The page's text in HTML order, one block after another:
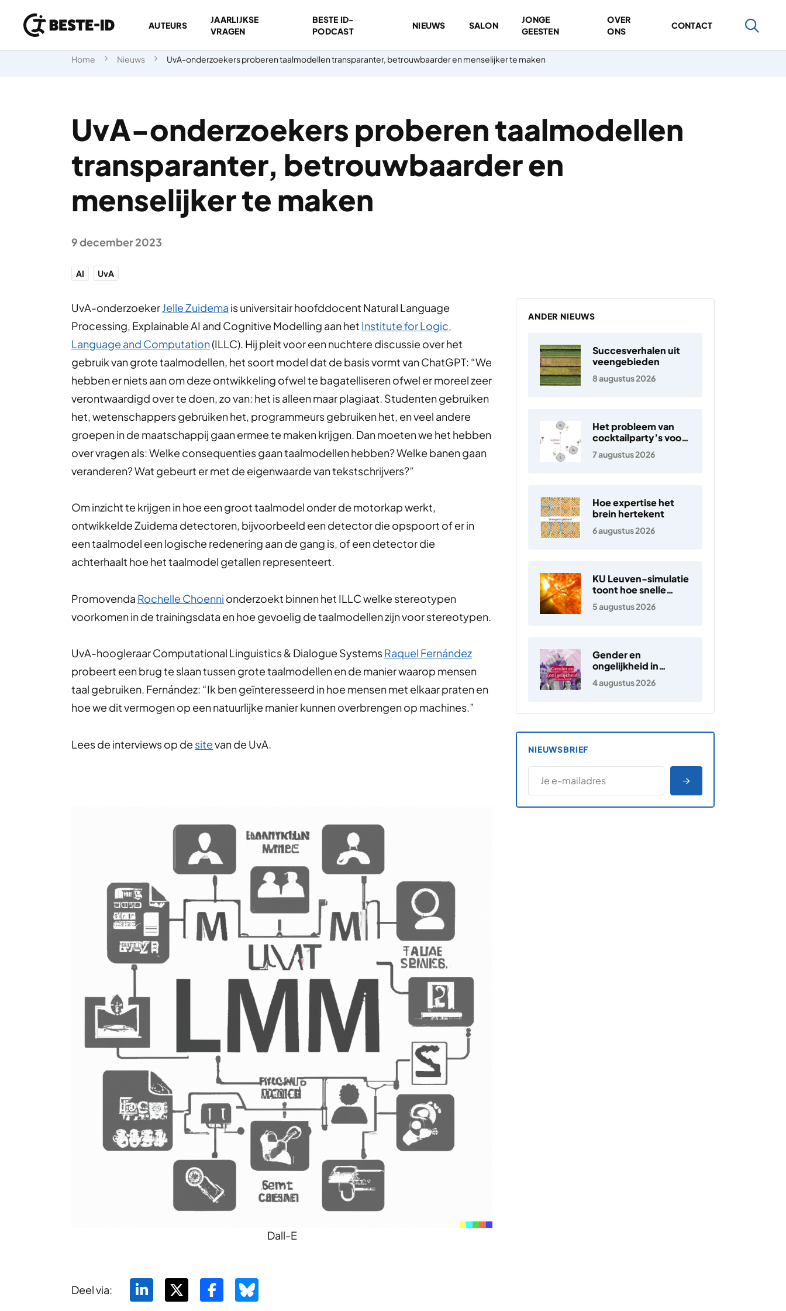
Ga naar inhoud
AUTEURS
JAARLIJKSE
VRAGEN
BESTE ID-
PODCAST
NIEUWS SALON
JONGE
GEESTEN
OVER
ONS
CONTACT
Home Nieuws UvA-onderzoekers proberen taalmodellen transparanter, betrouwbaarder en menselijker te maken
UvA-onderzoekers proberen taalmodellen
transparanter, betrouwbaarder en
menselijker te maken
9 december 2023
AI UvA
UvA-onderzoekerJelle Zuidema is universitair hoofddocent Natural Language
Processing, Explainable AI and Cognitive Modelling aan het Institute for Logic,
Language and Computation(ILLC). Hij pleit voor een nuchtere discussie over het
gebruik van grote taalmodellen, het soort model dat de basis vormt van ChatGPT: “We
hebben er niets aan om deze ontwikkeling ofwel te bagatelliseren ofwel er moreel zeer
verontwaardigd over te doen, zo van: het is alleen maar plagiaat. Studenten gebruiken
het, wetenschappers gebruiken het, programmeurs gebruiken het, en veel andere
groepen in de maatschappij gaan ermee te maken krijgen. Dan moeten we het hebben
over vragen als: Welke consequenties gaan taalmodellen hebben? Welke banen gaan
veranderen? Wat gebeurt er met de eigenwaarde van tekstschrijvers?”
Om inzicht te krijgen in hoe een groot taalmodel onder de motorkap werkt,
ontwikkelde Zuidema detectoren, bijvoorbeeld een detector die opspoort of er in
een taalmodel een logische redenering aan de gang is, of een detector die
achterhaalt hoe het taalmodel getallen representeert.
Promovenda Rochelle Choenni onderzoekt binnen het ILLC welke stereotypen
voorkomen in de trainingsdata en hoe gevoelig de taalmodellen zijn voor stereotypen.
UvA-hoogleraar Computational Linguistics & Dialogue SystemsRaquel Fernández
probeert een brug te slaan tussen grote taalmodellen en de manier waarop mensen
taal gebruiken. Fernández: “Ik ben geïnteresseerd in hoe mensen met elkaar praten en
hoe we dit vermogen op een natuurlijke manier kunnen overbrengen op machines.”
Lees de interviews op de sitevan de UvA.
Dall-E
Deel via:
ANDER NIEUWS
Succesverhalen uit
veengebieden
8 augustus 2026
Het probleem van
cocktailparty’s voor
hoortoestellen
7 augustus 2026
Hoe expertise het
brein hertekent
6 augustus 2026
KU Leuven-simulatie
toont hoe snelle
elektronen in de
zonnewind ontstaan
5 augustus 2026
Gender en
ongelijkheid in
Nederland
4 augustus 2026
NIEUWSBRIEF
E-MAILADRES
*
AANMELDEN